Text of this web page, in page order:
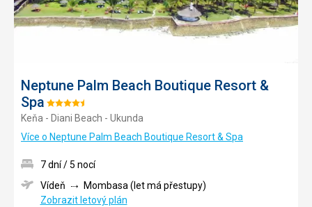
Neptune Palm Beach Boutique Resort &
Spa Hodnocení:
4.5/5
Keňa - Diani Beach - Ukunda
Více o Neptune Palm Beach Boutique Resort & Spa
7 dní / 5 nocí
Vídeň
Mombasa (let má přestupy)
Zobrazit letový plán